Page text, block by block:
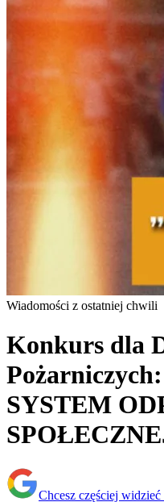
Wiadomości z ostatniej chwili
Konkurs dla
SYSTEM
Chcesz częściej